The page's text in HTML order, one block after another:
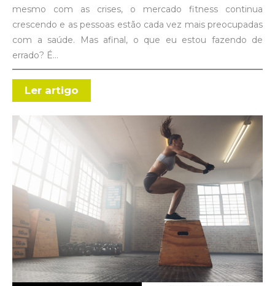
mesmo com as crises, o mercado fitness continua
crescendo e as pessoas estão cada vez mais preocupadas
com a saúde. Mas afinal, o que eu estou fazendo de
errado? É…
Ler artigo